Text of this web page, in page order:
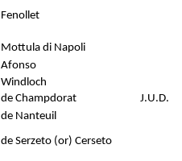
Fenollet
Mottula di Napoli
Afonso
Windloch
de Champdorat
J.U.D.
de Nanteuil
de Serzeto (or) Cerseto